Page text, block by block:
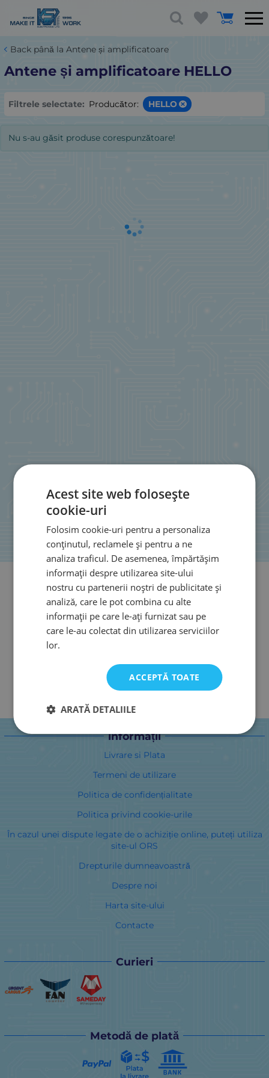
Back până la Antene și amplificatoare
Antene și amplificatoare HELLO
Filtrele selectate: Producător: HELLO
Nu s-au găsit produse corespunzătoare!
informații
Livrare si Plata
Termeni de utilizare
Politica de confidențialitate
Politica privind cookie-urile
În cazul unei dispute legate de o achiziție online, puteți utiliza
site-ul ORS
Drepturile dumneavoastră
Despre noi
Harta site-ului
Contacte
Curieri
Metodă de plată
Acest site web folosește
cookie-uri
Folosim cookie-uri pentru a personaliza
conținutul, reclamele și pentru a ne
analiza traficul. De asemenea, împărtășim
informații despre utilizarea site-ului
nostru cu partenerii noștri de publicitate și
analiză, care le pot combina cu alte
informații pe care le-ați furnizat sau pe
care le-au colectat din utilizarea serviciilor
lor.
ACCEPTĂ TOATE
ARATĂ DETALIILE